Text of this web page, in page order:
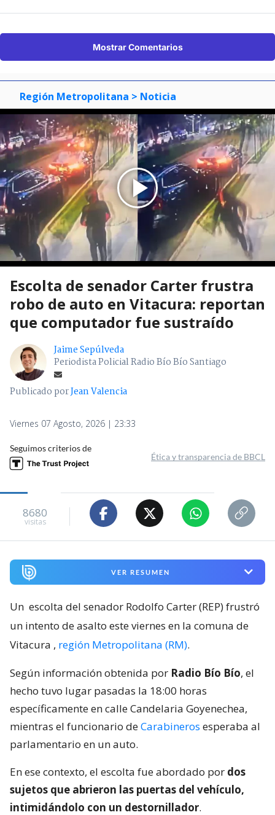
Mostrar Comentarios
Región Metropolitana > Noticia
Escolta de senador Carter frustra
robo de auto en Vitacura: reportan
que computador fue sustraído
Jaime Sepúlveda
Periodista Policial Radio Bío Bío Santiago
Publicado porJean Valencia
Viernes 07 Agosto, 2026 | 23:33
Seguimos criterios de
Ética y transparencia de BBCL
8680
visitas
VER RESUMEN
Un escolta del senador Rodolfo Carter (REP) frustró
un intento de asalto este viernes en la comuna de
Vitacura , región Metropolitana (RM).
Según información obtenida por Radio Bío Bío, el
hecho tuvo lugar pasadas la 18:00 horas
específicamente en calle Candelaria Goyenechea,
mientras el funcionario deCarabineros esperaba al
parlamentario en un auto.
En ese contexto, el escolta fue abordado por dos
sujetos que abrieron las puertas del vehículo,
intimidándolo con un destornillador.